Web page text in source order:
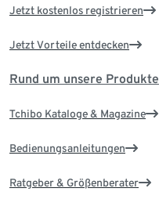
Jetzt kostenlos registrieren
Jetzt Vorteile entdecken
Rund um unsere Produkte
Tchibo Kataloge & Magazine
Bedienungsanleitungen
Ratgeber & Größenberater